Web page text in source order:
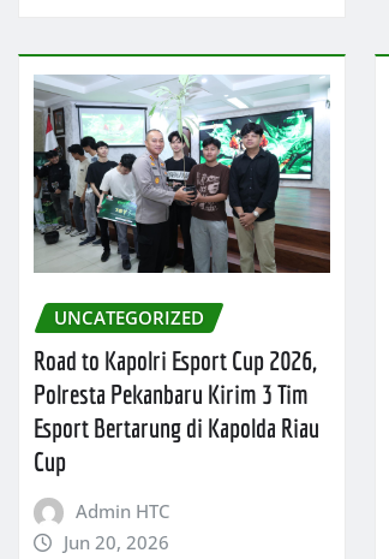
UNCATEGORIZED
Road to Kapolri Esport Cup 2026,
Polresta Pekanbaru Kirim 3 Tim
Esport Bertarung di Kapolda Riau
Cup
Admin HTC
Jun 20, 2026